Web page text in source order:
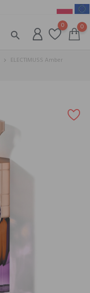
search
0 0
ELECTIMUSS Amber